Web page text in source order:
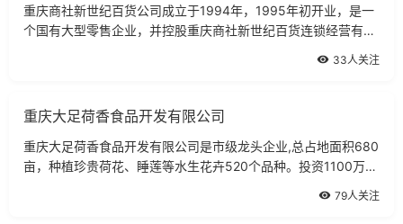
重庆商社新世纪百货公司成立于1994年，1995年初开业，是一
个国有大型零售企业，并控股重庆商社新世纪百货连锁经营有限
33人关注
重庆大足荷香食品开发有限公司
重庆大足荷香食品开发有限公司是市级龙头企业,总占地面积680
亩，种植珍贵荷花、睡莲等水生花卉520个品种。投资1100万
79人关注